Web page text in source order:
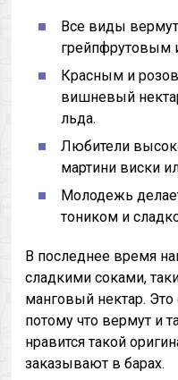
Все виды
грейпфрутовым
Красным и
вишневый
льда.
Любители
мартини виски
Молодежь
тоником и
В последнее время
сладкими соками,
манговый нектар. Это
потому что вермут и
нравится такой
заказывают в барах.